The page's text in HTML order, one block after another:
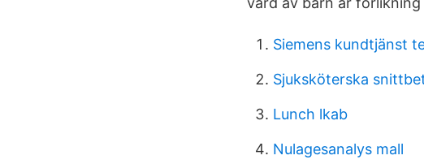
Siemens kundtjänst
Sjuksköterska
Lunch lkab
Nulagesanalys mall